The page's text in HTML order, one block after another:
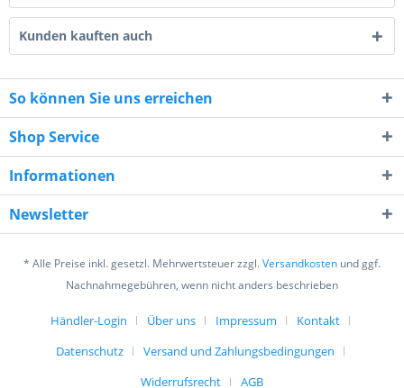
4 - 1 = ?
Ich habe die Datenschutzerklärung
verstanden und stimme zu. *
Mit * gekennzeichnete Felder sind Pflichtfelder.
Senden
Kunden kauften auch
So können Sie uns erreichen
Shop Service
Informationen
Newsletter
* Alle Preise inkl. gesetzl. Mehrwertsteuer zzgl.Versandkosten und ggf.
Nachnahmegebühren, wenn nicht anders beschrieben
Händler-Login Über uns Impressum
Kontakt
Datenschutz
Versand und Zahlungsbedingungen
Widerrufsrecht
AGB